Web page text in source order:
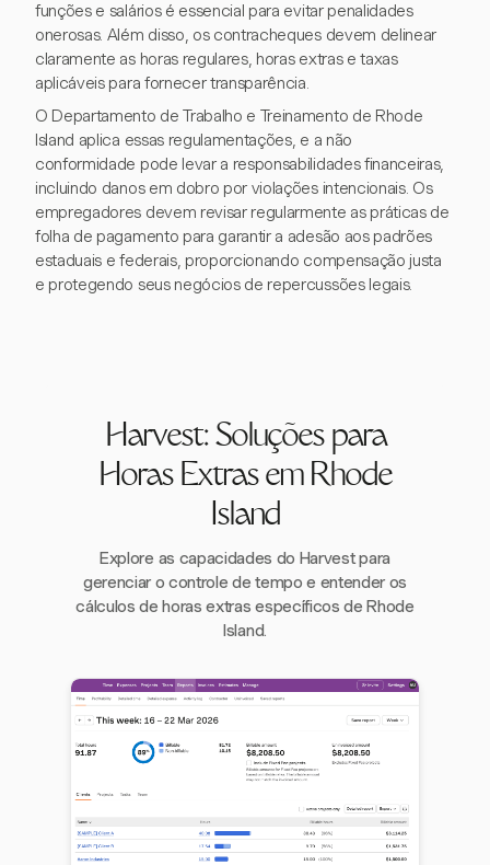
funções e salários é essencial para evitar penalidades
onerosas. Além disso, os contracheques devem delinear
claramente as horas regulares, horas extras e taxas
aplicáveis para fornecer transparência.
O Departamento de Trabalho e Treinamento de Rhode
Island aplica essas regulamentações, e a não
conformidade pode levar a responsabilidades financeiras,
incluindo danos em dobro por violações intencionais. Os
empregadores devem revisar regularmente as práticas de
folha de pagamento para garantir a adesão aos padrões
estaduais e federais, proporcionando compensação justa
e protegendo seus negócios de repercussões legais.
Harvest: Soluções para
Horas Extras em Rhode
Island
Explore as capacidades do Harvest para
gerenciar o controle de tempo e entender os
cálculos de horas extras específicos de Rhode
Island.